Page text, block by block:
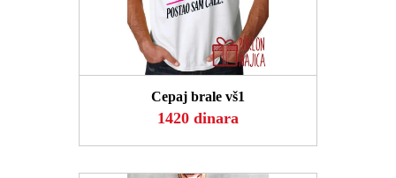
POGLEDAJ
Cepaj brale vš1
1420 dinara